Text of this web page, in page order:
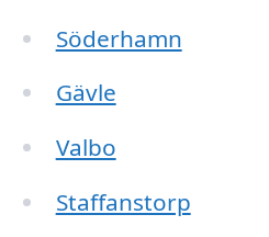
Söderhamn
Gävle
Valbo
Staffanstorp